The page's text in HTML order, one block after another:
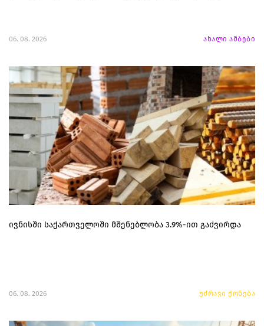
06. 08. 2026 ახალი ამბები
ივნისში საქართველოში მშენებლობა 3.9%-ით გაძვირდა
06. 08. 2026 უძრავი ქონება